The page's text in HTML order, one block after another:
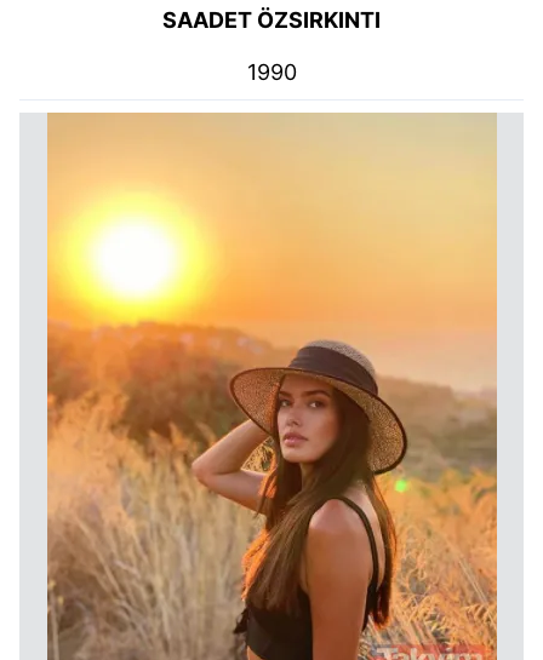
SAADET ÖZSIRKINTI
1990